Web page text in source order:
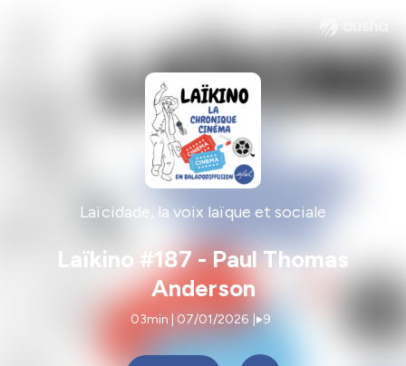
Laïcidade, la voix laïque et sociale
Laïkino #187 - Paul Thomas
Anderson
03min | 07/01/2026 9